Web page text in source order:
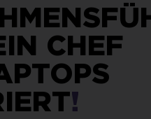
CHEF
!